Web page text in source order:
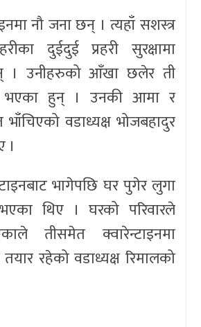
नौ जना छन् । त्यहाँ सशस्त्र
दुईदुई प्रहरी सुरक्षामा
। उनीहरुको आँखा छलेर ती
हुन् । उनकी आमा र
भाँचिएको वडाध्यक्ष भोजबहादुर
।
भागेपछि घर पुगेर लुगा
थिए । घरको परिवारले
तीसमेत क्वारेन्टाइनमा
रहेको वडाध्यक्ष रिमालको